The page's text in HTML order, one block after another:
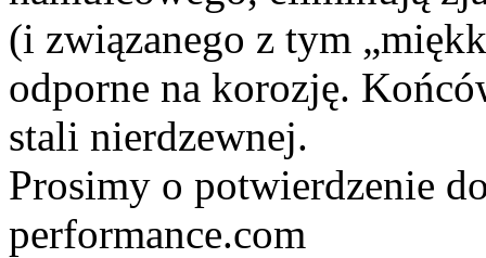
(i związanego z tym
odporne na korozję.
stali nierdzewnej.
Prosimy o potwierdzenie
performance.com